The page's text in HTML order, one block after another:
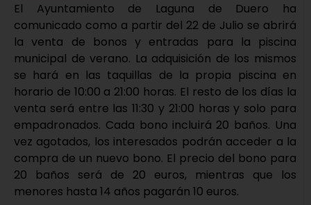
El Ayuntamiento de Laguna de Duero ha
comunicado como a partir del 22 de Julio se abrirá
la venta de bonos y entradas para la piscina
municipal de verano. La adquisición de los mismos
se hará en las taquillas de la propia piscina en
horario de 10:00 a 21:00 horas. El resto de los días la
venta será entre las 11:30 y 21:00 horas y solo para
empadronados. Cada bono incluirá 20 baños. Una
vez agotados, los interesados podrán acceder a la
compra de un nuevo bono. El precio del bono para
20 baños será de 20 euros, mientras que los
menores hasta 14 años pagarán 10 euros.